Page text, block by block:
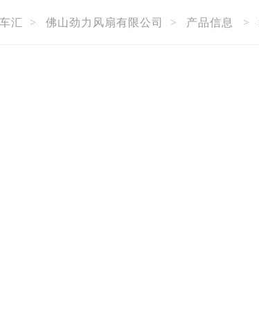
汇 > 佛山劲力风扇有限公司 > 产品信息 >